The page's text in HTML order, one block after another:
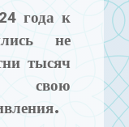
года к
не
тысяч
свою